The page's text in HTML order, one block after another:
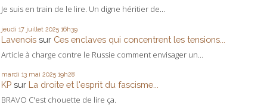
Je suis en train de le lire. Un digne héritier de...
jeudi 17 juillet 2025 16h39
Lavenois sur Ces enclaves qui concentrent les tensions...
Article à charge contre le Russie comment envisager un...
mardi 13 mai 2025 19h28
KP sur La droite et l'esprit du fascisme...
BRAVO C'est chouette de lire ça.